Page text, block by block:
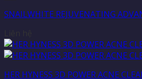
SNAILWHITE REJUVENATING
HER HYNESS 3D POWER ACNE